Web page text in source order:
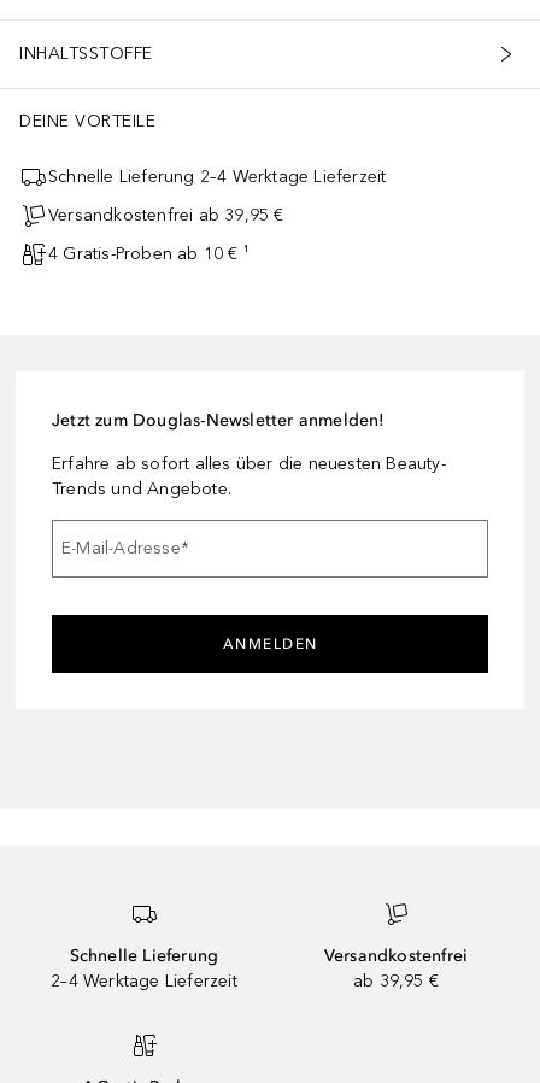
INHALTSSTOFFE
DEINE VORTEILE
Schnelle Lieferung 2–4 Werktage Lieferzeit
Versandkostenfrei ab 39,95 €
4 Gratis-Proben ab 10 € ¹
Jetzt zum Douglas-Newsletter anmelden!
Erfahre ab sofort alles über die neuesten Beauty-
Trends und Angebote.
E-Mail-Adresse*
ANMELDEN
Schnelle Lieferung
2–4 Werktage Lieferzeit
Versandkostenfrei
ab 39,95 €